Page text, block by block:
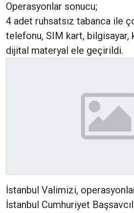
Operasyonlar sonucu;
4 adet ruhsatsız tabanca ile
telefonu, SIM kart, bilgisayar,
dijital materyal ele geçirildi.
İstanbul Valimizi,
İstanbul Cumhuriyet